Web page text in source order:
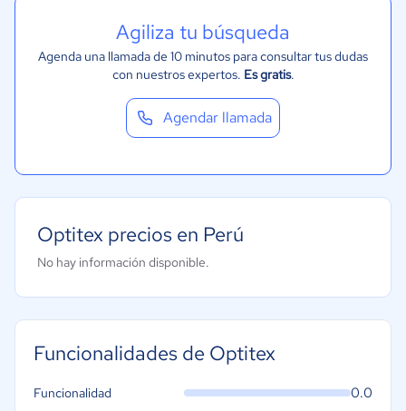
Agiliza tu búsqueda
Agenda una llamada de 10 minutos para consultar tus dudas
con nuestros expertos. Es gratis.
Agendar llamada
Optitex precios en Perú
No hay información disponible.
Funcionalidades de Optitex
Funcionalidad
0.0